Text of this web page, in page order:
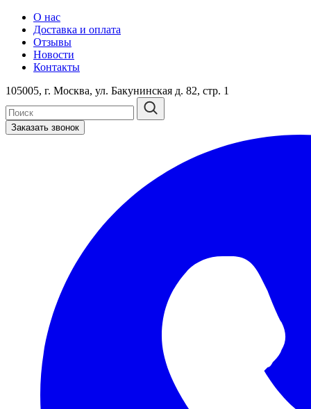
О нас
Доставка и оплата
Отзывы
Новости
Контакты
105005, г. Москва, ул. Бакунинская д. 82, стр. 1
Заказать звонок